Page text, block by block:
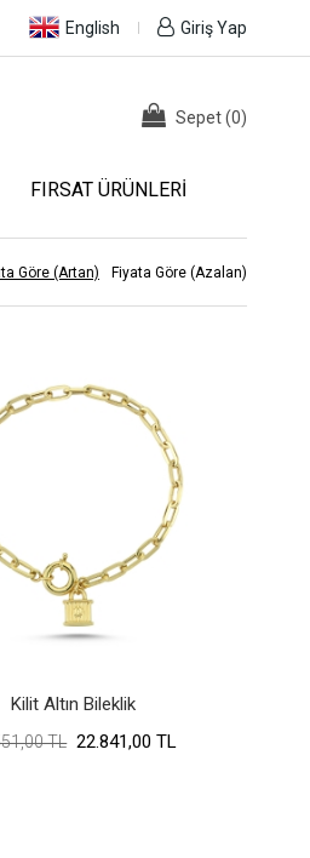
English Giriş Yap
Sepet(0)
FIRSAT ÜRÜNLERI
Göre (Artan) Fiyata Göre (Azalan)
Kilit Altın Bileklik
TL 22.841,00 TL